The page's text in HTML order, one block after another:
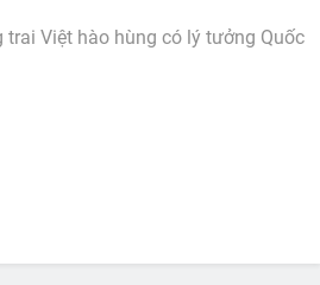
Việt hào hùng có lý tưởng Quốc